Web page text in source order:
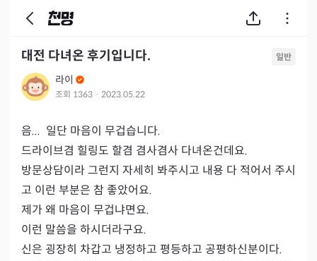
대전 다녀온 후기입니다. 일반
라이
조회 1363 · 2023.05.22
음...  일단 마음이 무겁습니다.
드라이브겸 힐링도 할겸 겸사겸사 다녀온건데요.
방문상담이라 그런지 자세히 봐주시고 내용 다 적어서 주시
고 이런 부분은 참 좋았어요.
제가 왜 마음이 무겁냐면요.
이런 말씀을 하시더라구요.
신은 굉장히 차갑고 냉정하고 평등하고 공평하신분이다.